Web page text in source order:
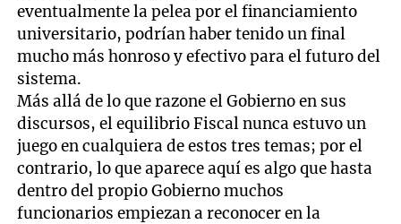
eventualmente la pelea por el financiamiento
universitario, podrían haber tenido un final
mucho más honroso y efectivo para el futuro del
sistema.
Más allá de lo que razone el Gobierno en sus
discursos, el equilibrio Fiscal nunca estuvo un
juego en cualquiera de estos tres temas; por el
contrario, lo que aparece aquí es algo que hasta
dentro del propio Gobierno muchos
funcionarios empiezan a reconocer en la